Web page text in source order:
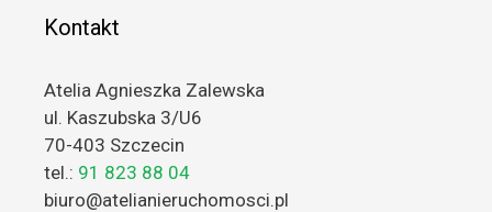
Kontakt
Atelia Agnieszka Zalewska
ul. Kaszubska 3/U6
70-403 Szczecin
tel.: 91 823 88 04
biuro@atelianieruchomosci.pl